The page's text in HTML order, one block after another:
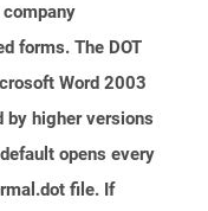
forms. The DOT
Word 2003
by higher versions
opens every
file. If